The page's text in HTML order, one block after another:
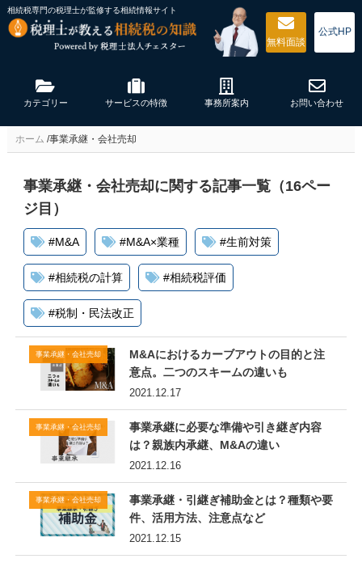
相続税専門の税理士が監修する相続情報サイト
無料面談
公式HP
カテゴリー サービスの特徴 事務所案内 お問い合わせ
ホーム /事業承継・会社売却
事業承継・会社売却に関する記事一覧（16ペー
ジ目）
#M&A #M&A×業種 #生前対策
#相続税の計算 #相続税評価
#税制・民法改正
事業承継・会社売却
2021.12.17
M&Aにおけるカーブアウトの目的と注
意点。二つのスキームの違いも
事業承継・会社売却
2021.12.16
事業承継に必要な準備や引き継ぎ内容
は？親族内承継、M&Aの違い
事業承継・会社売却
2021.12.15
事業承継・引継ぎ補助金とは？種類や要
件、活用方法、注意点など